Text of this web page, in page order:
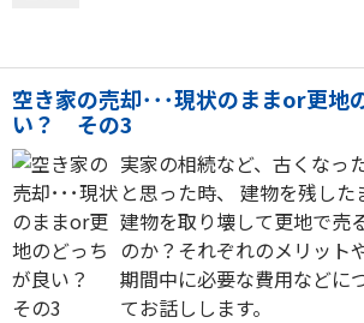
空き家の売却･･･現状のままor更地
い？ その3
実家の相続など、古くなっ
と思った時、 建物を残した
建物を取り壊して更地で売
のか？それぞれのメリット
期間中に必要な費用などに
てお話しします。